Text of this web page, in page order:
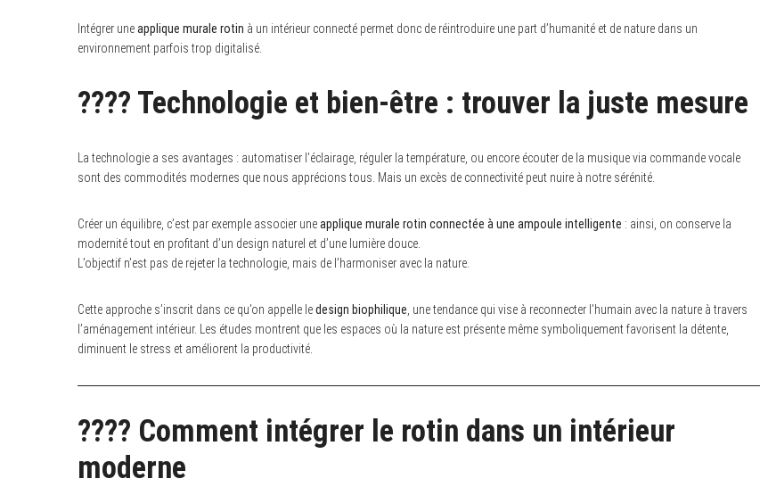
Intégrer uneapplique murale rotin à un intérieur connecté permet donc de réintroduire une part d’humanité et de nature dans un
environnement parfois trop digitalisé.
???? Technologie et bien-être : trouver la juste mesure
La technologie a ses avantages : automatiser l’éclairage, réguler la température, ou encore écouter de la musique via commande vocale
sont des commodités modernes que nous apprécions tous. Mais un excès de connectivité peut nuire à notre sérénité.
Créer un équilibre, c’est par exemple associer uneapplique murale rotin connectée à une ampoule intelligente : ainsi, on conserve la
modernité tout en profitant d’un design naturel et d’une lumière douce.
L’objectif n’est pas de rejeter la technologie, mais de l’harmoniser avec la nature.
Cette approche s’inscrit dans ce qu’on appelle ledesign biophilique , une tendance qui vise à reconnecter l’humain avec la nature à travers
l’aménagement intérieur. Les études montrent que les espaces où la nature est présente même symboliquement favorisent la détente,
diminuent le stress et améliorent la productivité.
???? Comment intégrer le rotin dans un intérieur
moderne
c
h
r